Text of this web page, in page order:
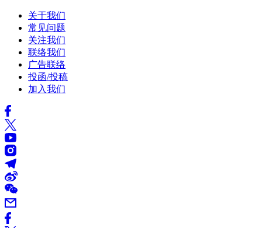
关于我们
常见问题
关注我们
联络我们
广告联络
投函/投稿
加入我们